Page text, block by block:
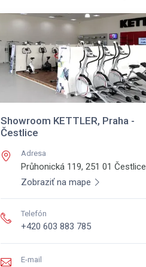
Showroom KETTLER, Praha -
Čestlice
Adresa
Průhonická 119, 251 01 Čestlice
Zobraziť na mape
Telefón
+420 603 883 785
E-mail